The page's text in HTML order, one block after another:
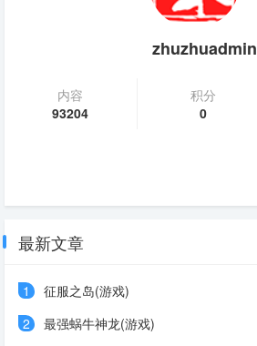
zhuzhuadmin
内容
93204
积分
0
最新文章
1
征服之岛(游戏)
2
最强蜗牛神龙(游戏)